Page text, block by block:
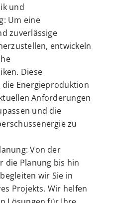
und
Um eine
zuverlässige
entwickeln
Diese
die Energieproduktion
Anforderungen
und die
zu
Von der
die Planung bis hin
wir Sie in
Projekts. Wir helfen